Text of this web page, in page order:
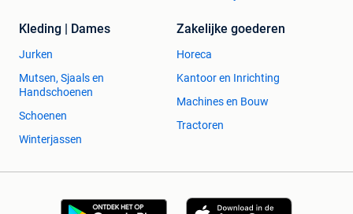
Kleding | Dames
Jurken
Mutsen, Sjaals en
Handschoenen
Schoenen
Winterjassen
Zakelijke goederen
Horeca
Kantoor en Inrichting
Machines en Bouw
Tractoren